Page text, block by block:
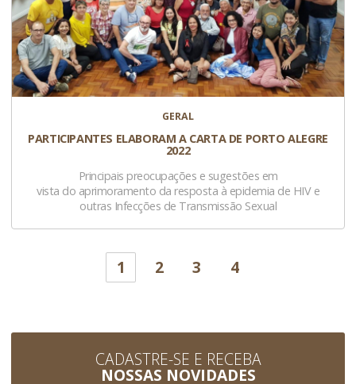
GERAL
PARTICIPANTES ELABORAM A CARTA DE PORTO ALEGRE
2022
Principais preocupações e sugestões em
vista do aprimoramento da resposta à epidemia de HIV e
outras Infecções de Transmissão Sexual
1 2 3 4
CADASTRE-SE E RECEBA
NOSSAS NOVIDADES